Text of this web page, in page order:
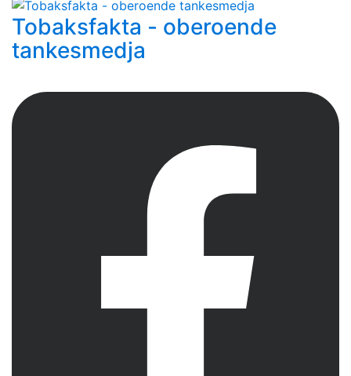
Tobaksfakta - oberoende
tankesmedja